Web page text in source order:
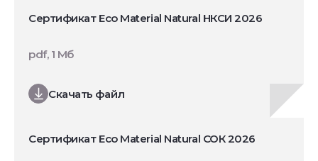
Сертификат Eco Material Natural НКСИ 2026
Скачать файл
pdf, 1 Мб
Сертификат Eco Material Natural СОК 2026